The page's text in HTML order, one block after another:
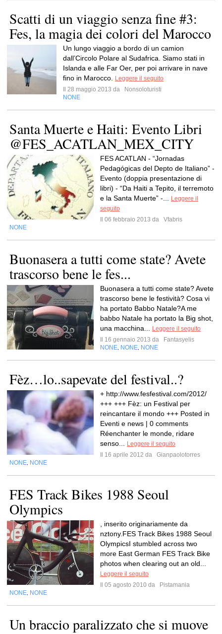
Scatti di un viaggio senza fine #3:
Fes, la magia dei colori del Marocco
Un lungo viaggio a bordo di un camion
dall’Circolo Polare al Sudafrica. Siamo stati in
Islanda e alle Far Oer, per poi arrivare in nave
fino in Marocco.
Leggere il seguito
Il 28 maggio 2013 da
Nonsoloturisti
NONE
Santa Muerte e Haiti: Evento Libri
@FES_ACATLAN_MEX_CITY
FES ACATLAN - “Jornadas
Pedagógicas del Depto de Italiano” -
Evento (doppia presentazione di
libri) - “Da Haiti a Tepito, il terremoto
e la Santa Muerte” -...
Leggere il
seguito
Il 06 febbraio 2013 da
Vfabris
NONE
Buonasera a tutti come state? Avete
trascorso bene le fes...
Buonasera a tutti come state? Avete
trascorso bene le festività? Cosa vi
ha portato Babbo Natale?A me
babbo Natale ha portato la Big shot,
una macchina...
Leggere il seguito
Il 16 gennaio 2013 da
Fantasyelis
NONE NONE NONE
Fèz…lo..sapevate del festival..?
+ http://www.fesfestival.com/2012/
+++ +++ Fèz: un Festival per
reincantare il mondo +++ Posted in
Eventi e news | 0 comments
Réenchanter le monde, ridare
senso...
Leggere il seguito
Il 16 aprile 2012 da
Gianpaolotorres
NONE NONE
FES Track Bikes 1988 Seoul
Olympics
, inserito originariamente da
nztony.FES Track Bikes 1988 Seoul
OlympicsI stumbled across two
more East German FES Track Bike
photos when clearing out an old...
Leggere il seguito
Il 05 agosto 2010 da
Pistamania
NONE NONE
Un braccio paralizzato che si muove